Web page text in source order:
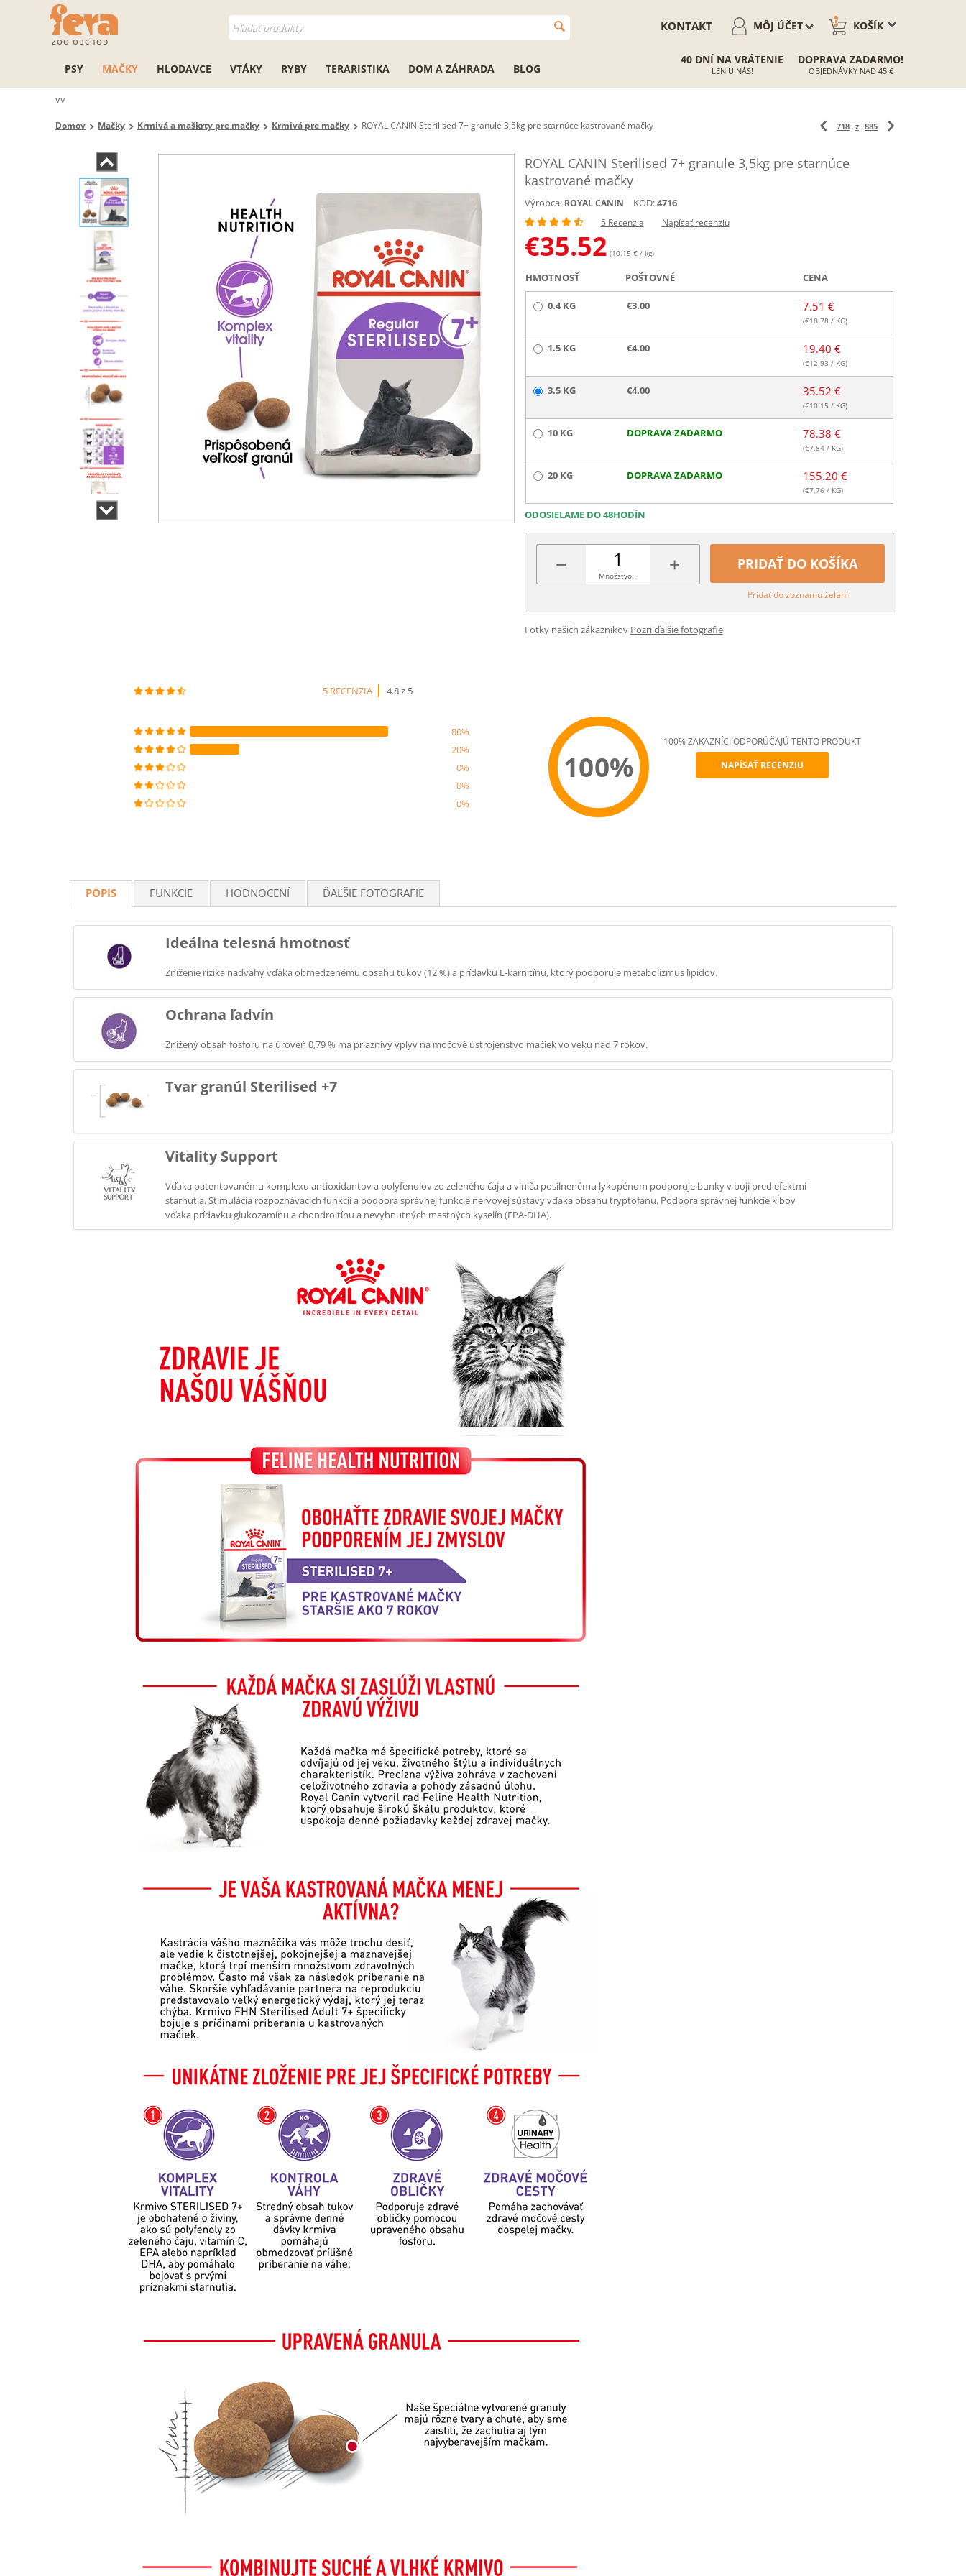
ZOO OBCHOD
KOŠÍK
0
MÔJ ÚČET
KONTAKT
PSY MAČKY HLODAVCE VTÁKY RYBY TERARISTIKA DOM A ZÁHRADA BLOG
40 DNÍ NA VRÁTENIE
LEN U NÁS!
DOPRAVA ZADARMO!
OBJEDNÁVKY NAD 45 €
vv
Domov Mačky Krmivá a maškrty pre mačky Krmivá pre mačky ROYAL CANIN Sterilised 7+ granule 3,5kg pre starnúce kastrované mačky 718 z 885
ROYAL CANIN Sterilised 7+ granule 3,5kg pre starnúce
kastrované mačky
Výrobca: ROYAL CANIN KÓD:4716
5 Recenzia Napísať recenziu
€35.52 (10.15 € / kg)
HMOTNOSŤ POŠTOVNÉ CENA
0.4 KG €3.00 7.51 €
(€18.78 / KG)
1.5 KG €4.00 19.40 €
(€12.93 / KG)
3.5 KG €4.00 35.52 €
(€10.15 / KG)
10 KG DOPRAVA ZADARMO 78.38 €
(€7.84/ KG)
20 KG DOPRAVA ZADARMO 155.20 €
(€7.76/ KG)
ODOSIELAME DO 48HODÍN
− +
Množstvo:
PRIDAŤ DO KOŠÍKA
Pridať do zoznamu želaní
Fotky našich zákazníkov Pozri ďalšie fotografie
5 RECENZIA 4.8 z 5
80%
20%
0%
0%
0%
100%
100% ZÁKAZNÍCI ODPORÚČAJÚ TENTO PRODUKT
NAPÍSAŤ RECENZIU
POPIS FUNKCIE HODNOCENÍ ĎAĽŠIE FOTOGRAFIE
Ideálna telesná hmotnosť
Zníženie rizika nadváhy vďaka obmedzenému obsahu tukov (12 %) a prídavku L-karnitínu, ktorý podporuje metabolizmus lipidov.
Ochrana ľadvín
Znížený obsah fosforu na úroveň 0,79 % má priaznivý vplyv na močové ústrojenstvo mačiek vo veku nad 7 rokov.
Tvar granúl Sterilised +7
Vitality Support
Vďaka patentovanému komplexu antioxidantov a polyfenolov zo zeleného čaju a viniča posilnenému lykopénom podporuje bunky v boji pred efektmi
starnutia. Stimulácia rozpoznávacích funkcií a podpora správnej funkcie nervovej sústavy vďaka obsahu tryptofanu. Podpora správnej funkcie kĺbov
vďaka prídavku glukozamínu a chondroitínu a nevyhnutných mastných kyselín (EPA-DHA).